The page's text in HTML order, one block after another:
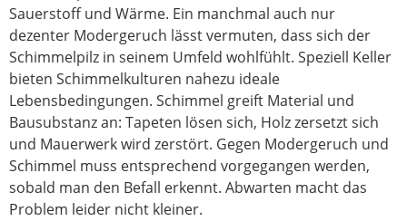
Sauerstoff und Wärme. Ein manchmal auch nur
dezenter Modergeruch lässt vermuten, dass sich der
Schimmelpilz in seinem Umfeld wohlfühlt. Speziell Keller
bieten Schimmelkulturen nahezu ideale
Lebensbedingungen. Schimmel greift Material und
Bausubstanz an: Tapeten lösen sich, Holz zersetzt sich
und Mauerwerk wird zerstört. Gegen Modergeruch und
Schimmel muss entsprechend vorgegangen werden,
sobald man den Befall erkennt. Abwarten macht das
Problem leider nicht kleiner.